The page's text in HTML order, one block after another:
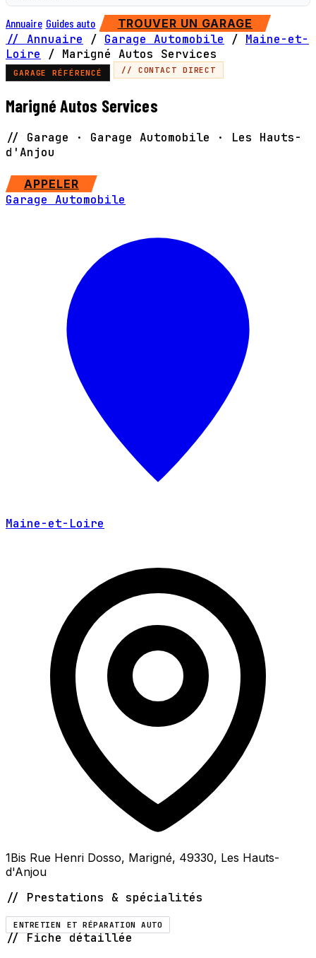
Annuaire Guides auto TROUVER UN GARAGE
// Annuaire / Garage Automobile / Maine-et-
Loire
/ Marigné Autos Services
GARAGE RÉFÉRENCÉ // CONTACT DIRECT
Marigné Autos Services
// Garage · Garage Automobile · Les Hauts-
d'Anjou
APPELER
Garage Automobile
Maine-et-Loire
1Bis Rue Henri Dosso, Marigné, 49330, Les Hauts-
d'Anjou
// Prestations & spécialités
ENTRETIEN ET RÉPARATION AUTO
// Fiche détaillée